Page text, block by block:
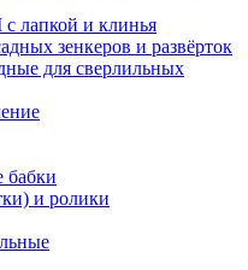
лапкой и клинья
зенкеров и развёрток
для сверлильных
бабки
и ролики